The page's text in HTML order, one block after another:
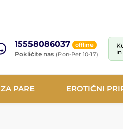
15558086037 offline
Pokličite nas (Pon-Pet 10-17)
ZA PARE EROTIČNI